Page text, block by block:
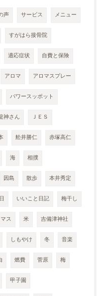
声 サービス メニュー
すがはら接骨院
適応症状 自費と保険
アロマ アロマスプレー
パワースッポット
神さん ＪＥＳ
舩井勝仁 赤塚高仁
海 相撲
因島 散歩 本井秀定
いいこと日記 梅干し
ス 米 吉備津神社
しもやけ 冬 音楽
燃費 菅原 梅
甲子園